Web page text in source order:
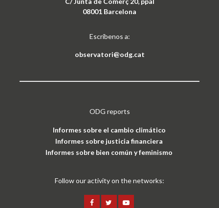
08001 Barcelona
Escríbenos a:
observatori@odg.cat
ODG reports
Informes sobre el cambio climático
Informes sobre justicia financiera
Informes sobre bien común y feminismo
Follow our activity on the networks: